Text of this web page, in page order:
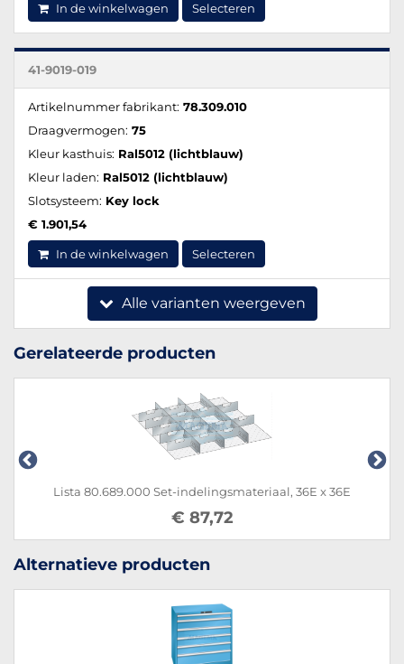
In de winkelwagen Selecteren
41-9019-019
Artikelnummer fabrikant: 78.309.010
Draagvermogen: 75
Kleur kasthuis: Ral5012 (lichtblauw)
Kleur laden: Ral5012 (lichtblauw)
Slotsysteem: Key lock
€ 1.901,54
In de winkelwagen Selecteren
Alle varianten weergeven
Gerelateerde producten
Lista 80.689.000 Set-indelingsmateriaal, 36E x 36E
€ 87,72
Alternatieve producten